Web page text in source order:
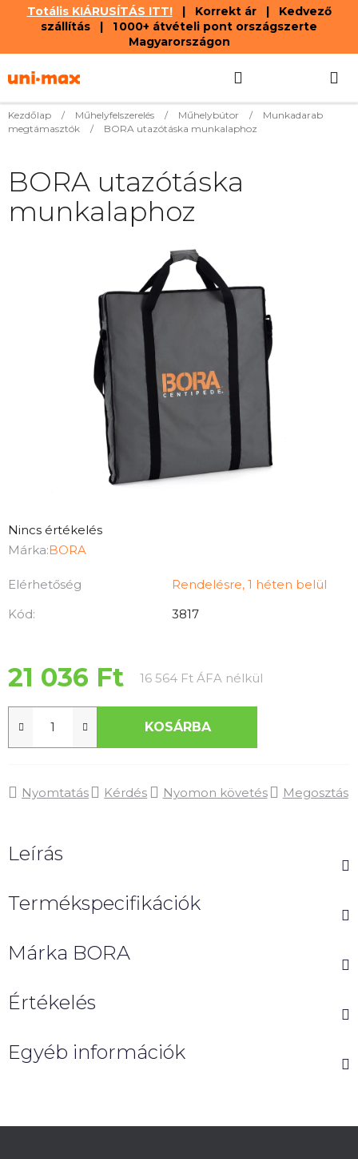
Totális KIÁRUSÍTÁS ITT!| Korrekt ár | Kedvező
szállítás | 1 000+ átvételi pont országszerte
Magyarországon
tartalomhoz
KOSÁR
Kezdőlap / Műhelyfelszerelés / Műhelybútor /
Munkadarab
megtámasztók
/ BORA utazótáska munkalaphoz
A
termék
értékelése
5-
csillag.
Nincs értékelés
Márka:BORA
Elérhetőség
Rendelésre, 1 héten belül
Kód:
3817
21 036 Ft 16 564 Ft ÁFA nélkül
KOSÁRBA
Nyomtatás Kérdés Nyomon követés Megosztás
BORA utazótáska
munkalaphoz
Leírás
Termékspecifikációk
Márka BORA
Értékelés
Egyéb információk